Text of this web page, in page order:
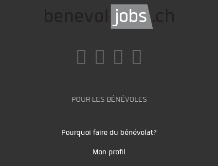
POUR LES BÉNÉVOLES
Pourquoi faire du bénévolat?
Mon profil